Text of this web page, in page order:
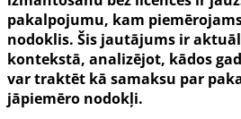
pakalpojumu, kam
nodoklis. Šis jautājums ir
kontekstā, analizējot, kādos
var traktēt kā samaksu par
jāpiemēro nodokļi.